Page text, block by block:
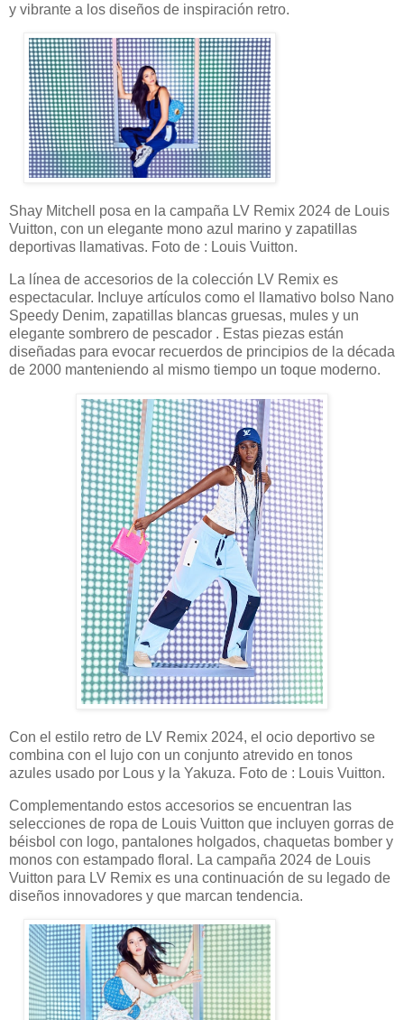
y vibrante a los diseños de inspiración retro.
Shay Mitchell posa en la campaña LV Remix 2024 de Louis
Vuitton, con un elegante mono azul marino y zapatillas
deportivas llamativas. Foto de : Louis Vuitton.
La línea de accesorios de la colección LV Remix es
espectacular. Incluye artículos como el llamativo bolso Nano
Speedy Denim, zapatillas blancas gruesas, mules y un
elegante sombrero de pescador . Estas piezas están
diseñadas para evocar recuerdos de principios de la década
de 2000 manteniendo al mismo tiempo un toque moderno.
Con el estilo retro de LV Remix 2024, el ocio deportivo se
combina con el lujo con un conjunto atrevido en tonos
azules usado por Lous y la Yakuza. Foto de : Louis Vuitton.
Complementando estos accesorios se encuentran las
selecciones de ropa de Louis Vuitton que incluyen gorras de
béisbol con logo, pantalones holgados, chaquetas bomber y
monos con estampado floral. La campaña 2024 de Louis
Vuitton para LV Remix es una continuación de su legado de
diseños innovadores y que marcan tendencia.